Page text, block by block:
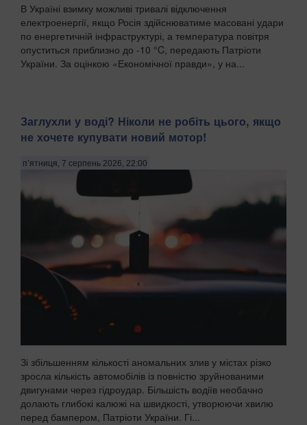
В Україні взимку можливі тривалі відключення
електроенергії, якщо Росія здійснюватиме масовані удари
по енергетичній інфраструктурі, а температура повітря
опуститься приблизно до -10 °C, передають Патріоти
України. За оцінкою «Економічної правди», у на...
Заглухли у воді? Ніколи не робіть цього, якщо
не хочете купувати новий мотор!
п’ятниця, 7 серпень 2026, 22:00
Зі збільшенням кількості аномальних злив у містах різко
зросла кількість автомобілів із повністю зруйнованими
двигунами через гідроудар. Більшість водіїв необачно
долають глибокі калюжі на швидкості, утворюючи хвилю
перед бампером, Патріоти України. Гі...